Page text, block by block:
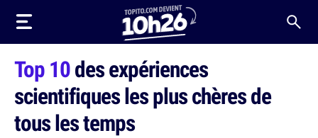
Top 10des expériences
scientifiques les plus chères de
tous les temps